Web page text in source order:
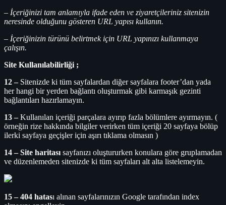
– İçeriğinizi tam anlamıyla ifade eden ve ziyaretçileriniz sitenizin
neresinde olduğunu gösteren URL yapısı kullanın.
– İçeriğinizin türünü belirtmek için URL yapınızı kullanmaya
çalışın.
Site Kullanılabilirliği ;
12 –Sitenizde ki tüm sayfalardan diğer sayfalara footer’dan yada
her hangi bir yerden bağlantı oluşturmak gibi karmaşık gezinti
bağlantıları hazırlamayın.
13 –Kullanılan içeriği parçalara ayırıp fazla bölümlere ayırmayın. (
örneğin rize hakkında bilgiler verirken tüm içeriği 20 sayfaya bölüp
ilerki sayfaya geçişler için aşırı tıklama olmasın )
14 – Site haritası sayfanızı oluştururken konulara göre gruplamadan
ve düzenlemeden sitenizde ki tüm sayfaları alt alta listelemeyin.
15 – 404 hatası alınan sayfalarınızın Google tarafından index